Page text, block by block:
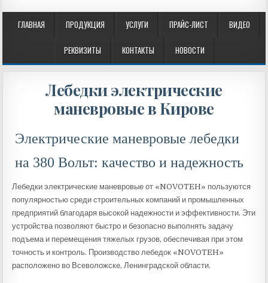
ГЛАВНАЯ ПРОДУКЦИЯ УСЛУГИ ПРАЙС-ЛИСТ ВИДЕО
РЕКВИЗИТЫ КОНТАКТЫ НОВОСТИ
Лебедки электрические
маневровые в Кирове
Электрические маневровые лебедки
на 380 Вольт: качество и надежность
Лебедки электрические маневровые от «NOVOTEH» пользуются
популярностью среди строительных компаний и промышленных
предприятий благодаря высокой надежности и эффективности. Эти
устройства позволяют быстро и безопасно выполнять задачу
подъема и перемещения тяжелых грузов, обеспечивая при этом
точность и контроль. Производство лебедок «NOVOTEH»
расположено во Всеволожске, Ленинградской области.